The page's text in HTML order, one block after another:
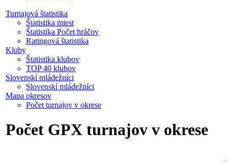
Turnajová štatistika
Štatistika miest
Štatistika Počet hráčov
Ratingová štatistika
Kluby
Štatistika klubov
TOP 40 klubov
Slovenskí mládežníci
Slovenskí mládežníci
Mapa okresov
Počet turnajov v okrese
Počet GPX turnajov v okrese